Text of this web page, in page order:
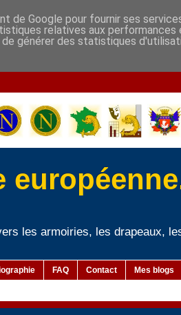
les armoiries, les drapeaux,
FAQ Contact Mes blogs
de Google pour fournir ses
relatives aux
de générer des statistiques